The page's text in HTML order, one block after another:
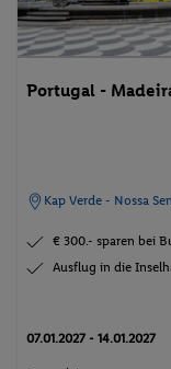
Portugal -
Kap Verde - Nossa
€ 300.- sparen bei
Ausflug in die
07.01.2027 - 14.01.2027